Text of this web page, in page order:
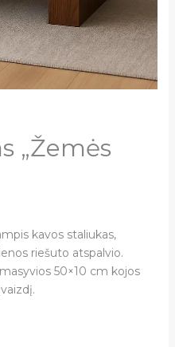
„Žemės
kavos staliukas,
riešuto atspalvio.
50×10 cm kojos